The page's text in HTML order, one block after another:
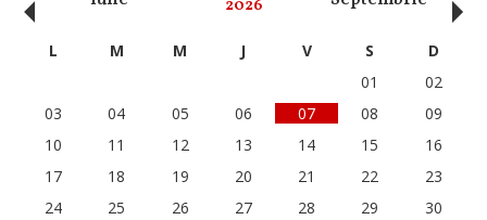
2026
‹ L M M J V S
D
01
02
03
04 05 06 07 08
09
10
11 12 13 14 15
16
17
18 19 20 21 22
23
24
25 26 27 28 29
30